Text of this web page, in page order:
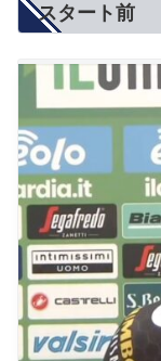
スタート前